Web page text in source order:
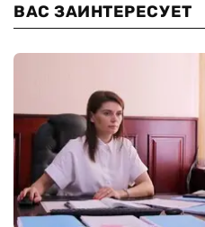
ВАС ЗАИНТЕРЕСУЕТ